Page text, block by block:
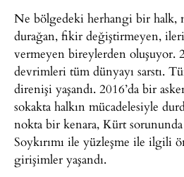
Ne bölgedeki herhangi bir halk,
durağan, fikir değiştirmeyen,
vermeyen bireylerden oluşuyor.
devrimleri tüm dünyayı sarstı.
direnişi yaşandı. 2016’da bir
sokakta halkın mücadelesiyle
nokta bir kenara, Kürt
Soykırımı ile yüzleşme ile ilgili
girişimler yaşandı.